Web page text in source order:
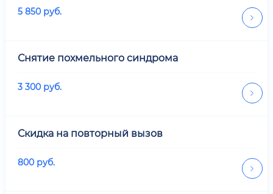
5 850 руб.
Снятие похмельного синдрома
3 300 руб.
Скидка на повторный вызов
800 руб.